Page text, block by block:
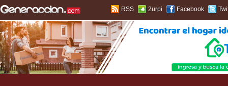
RSS 2urpi Facebook